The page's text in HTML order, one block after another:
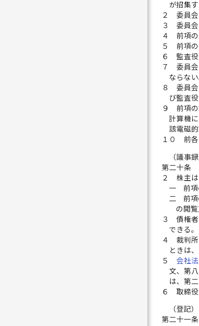
が招集す
２
委員
３
委員
４
前項
５
前項
６
監査
７
委員
ならない
８
委員
び監査
９
前項
計算機
該電磁
１０
前
（議事録
第二十条
２
株主
一
前
二
前
の閲
３
債権
できる。
４
裁判
ときは
５
会社法
文、第
は、第
６
取締
（登記）
第二十一条